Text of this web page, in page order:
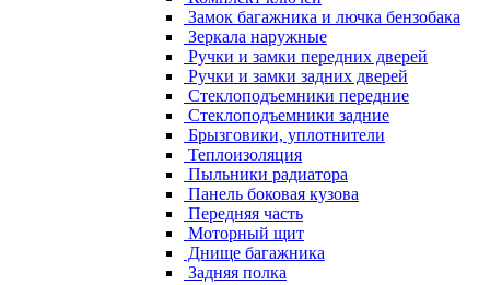
Замок багажника и лючка бензобака
Зеркала наружные
Ручки и замки передних дверей
Ручки и замки задних дверей
Стеклоподъемники передние
Стеклоподъемники задние
Брызговики, уплотнители
Теплоизоляция
Пыльники радиатора
Панель боковая кузова
Передняя часть
Моторный щит
Днище багажника
Задняя полка